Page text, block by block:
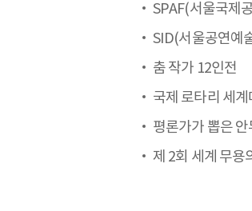
SPAF(서울국제
SID(서울공연예
춤 작가 12인전
국제 로타리 세
평론가가 뽑은 안
제 2회 세계 무용